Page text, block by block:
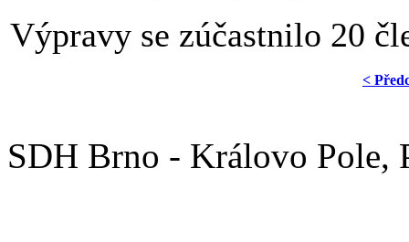
Výpravy se zúčastnilo 20
<
SDH Brno - Královo Pole,